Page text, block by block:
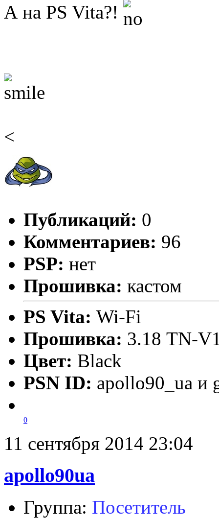
А на PS Vita?!
<
Публикаций: 0
Комментариев: 96
PSP: нет
Прошивка: кастом
PS Vita: Wi-Fi
Прошивка: 3.18 TN-
Цвет: Black
PSN ID: apollo90_ua и
0
11 сентября 2014 23:04
apollo90ua
Группа: Посетитель